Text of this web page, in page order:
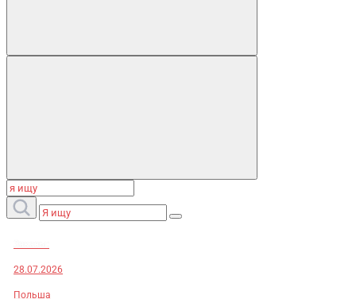
28.07.2026
Польша